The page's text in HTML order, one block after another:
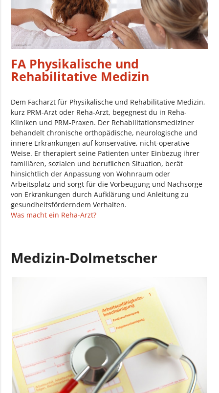
FA Physikalische und
Rehabilitative Medizin
Dem Facharzt für Physikalische und Rehabilitative Medizin,
kurz PRM-Arzt oder Reha-Arzt, begegnest du in Reha-
Kliniken und PRM-Praxen. Der Rehabilitationsmediziner
behandelt chronische orthopädische, neurologische und
innere Erkrankungen auf konservative, nicht-operative
Weise. Er therapiert seine Patienten unter Einbezug ihrer
familiären, sozialen und beruflichen Situation, berät
hinsichtlich der Anpassung von Wohnraum oder
Arbeitsplatz und sorgt für die Vorbeugung und Nachsorge
von Erkrankungen durch Aufklärung und Anleitung zu
gesundheitsförderndem Verhalten.
Was macht ein Reha-Arzt?
Medizin-Dolmetscher